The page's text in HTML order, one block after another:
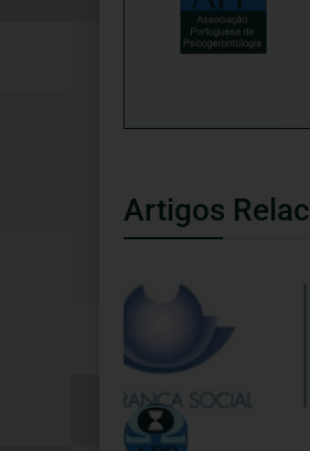
Artigos